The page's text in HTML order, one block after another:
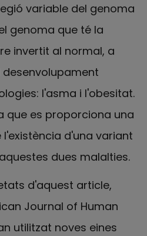
variable del genoma
genoma que té la
invertit al normal, a
desenvolupament
l'asma i l'obesitat.
que es proporciona una
d'una variant
dues malalties.
d'aquest article,
Journal of Human
utilitzat noves eines